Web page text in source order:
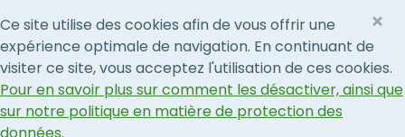
Ce site utilise des cookies afin de vous offrir une
expérience optimale de navigation. En continuant de
visiter ce site, vous acceptez l'utilisation de ces cookies.
Pour en savoir plus sur comment les désactiver, ainsi que
sur notre politique en matière de protection des
×